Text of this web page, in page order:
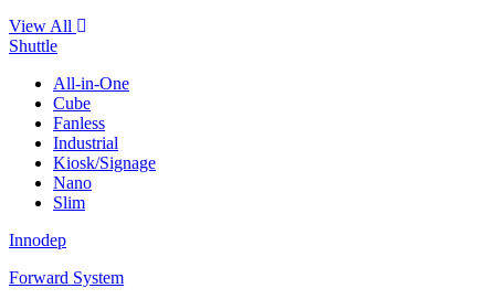
View All
Shuttle
All-in-One
Cube
Fanless
Industrial
Kiosk/Signage
Nano
Slim
Innodep
Forward System